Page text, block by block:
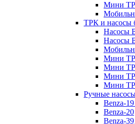
Мини
ТРК и насосы
Насосы
Насосы
Мини
Мини
Мини
Мини
Ручные
Benza-
Benza-20
Benza-